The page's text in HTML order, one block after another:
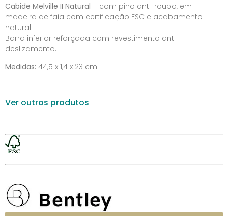
Cabide Melville II Natural – com pino anti-roubo, em
madeira de faia com certificação FSC e acabamento
natural.
Barra inferior reforçada com revestimento anti-
deslizamento.
Medidas: 44,5 x 1,4 x 23 cm
Ver outros produtos